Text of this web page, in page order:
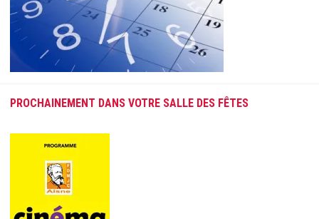
PROCHAINEMENT DANS VOTRE SALLE DES FÊTES